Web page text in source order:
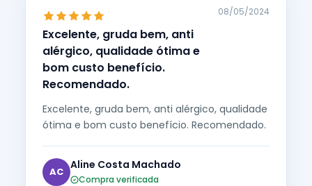
Excelente, gruda bem, anti
alérgico, qualidade ótima e
bom custo benefício.
Recomendado.
08/05/2024
Excelente, gruda bem, anti alérgico, qualidade
ótima e bom custo benefício. Recomendado.
AC
Aline Costa Machado
Compra verificada